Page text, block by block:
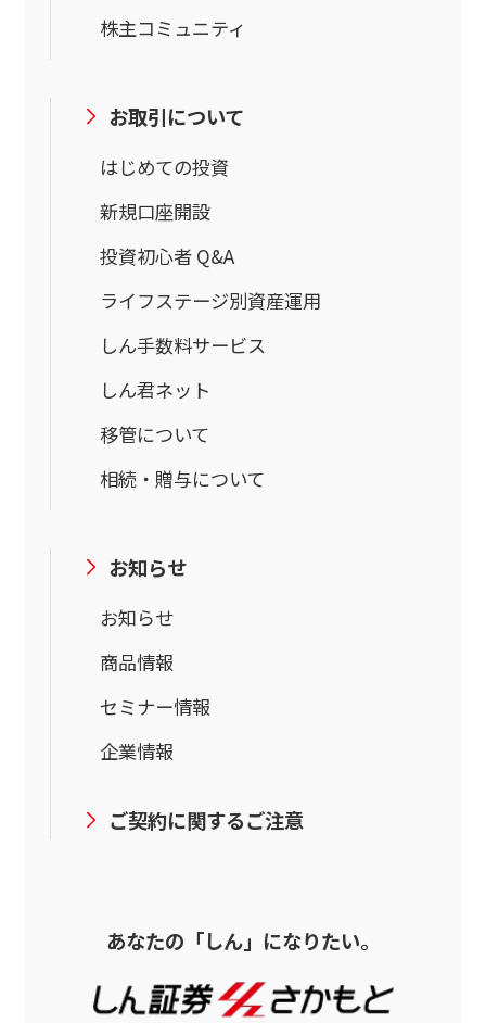
株主コミュニティ
お取引について
はじめての投資
新規口座開設
投資初心者 Q&A
ライフステージ別資産運用
しん手数料サービス
しん君ネット
移管について
相続・贈与について
お知らせ
お知らせ
商品情報
セミナー情報
企業情報
ご契約に関するご注意
あなたの「しん」になりたい。